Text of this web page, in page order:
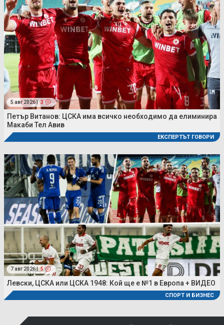
5 авг 2026 | 3
Петър Витанов: ЦСКА има всичко необходимо да елиминира
Макаби Тел Авив
ЕКСПЕРТЪТ ГОВОРИ
7 авг 2026 | 5
Левски, ЦСКА или ЦСКА 1948: Кой ще е №1 в Европа + ВИДЕО
СПОРТ И БИЗНЕС